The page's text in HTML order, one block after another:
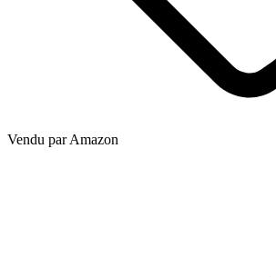
Vendu parAmazon